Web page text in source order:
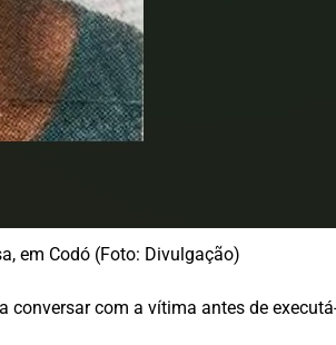
em Codó (Foto: Divulgação)
com a vítima antes de